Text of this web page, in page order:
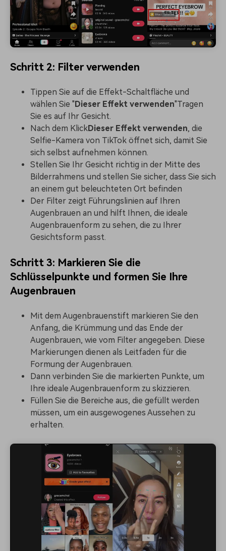
Schritt 2: Filter verwenden
Tippen Sie auf die Effekt-Schaltfläche und
wählen Sie "Dieser Effekt verwenden"Tragen
Sie es auf Ihr Gesicht.
Nach dem KlickDieser Effekt verwenden, die
Selfie-Kamera von TikTok öffnet sich, damit Sie
sich selbst aufnehmen können.
Stellen Sie Ihr Gesicht richtig in der Mitte des
Bilderrahmens und stellen Sie sicher, dass Sie sich
an einem gut beleuchteten Ort befinden
Der Filter zeigt Führungslinien auf Ihren
Augenbrauen an und hilft Ihnen, die ideale
Augenbrauenform zu sehen, die zu Ihrer
Gesichtsform passt.
Schritt 3: Markieren Sie die
Schlüsselpunkte und formen Sie Ihre
Augenbrauen
Mit dem Augenbrauenstift markieren Sie den
Anfang, die Krümmung und das Ende der
Augenbrauen, wie vom Filter angegeben. Diese
Markierungen dienen als Leitfaden für die
Formung der Augenbrauen.
Dann verbinden Sie die markierten Punkte, um
Ihre ideale Augenbrauenform zu skizzieren.
Füllen Sie die Bereiche aus, die gefüllt werden
müssen, um ein ausgewogenes Aussehen zu
erhalten.